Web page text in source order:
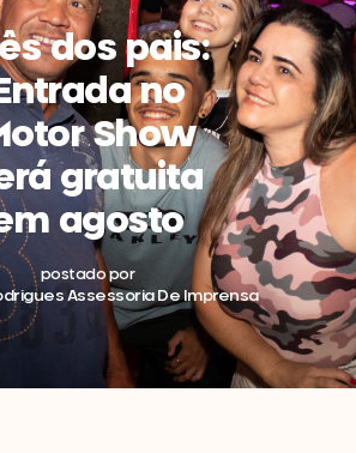
dos pais:
no
Show
gratuita
agosto
postado por
Assessoria De Imprensa